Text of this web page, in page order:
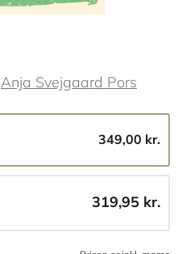
Anja Svejgaard Pors
349,00 kr.
319,95 kr.